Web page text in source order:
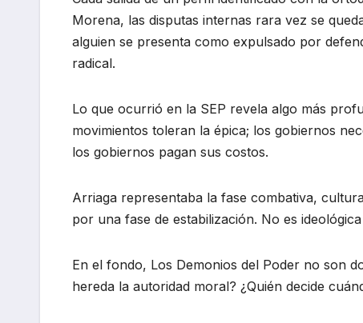
Morena, las disputas internas rara vez se
alguien se presenta como expulsado por
radical.
Lo que ocurrió en la SEP revela algo más
movimientos toleran la épica; los gobiernos
los gobiernos pagan sus costos.
Arriaga representaba la fase combativa,
por una fase de estabilización. No es
En el fondo, Los Demonios del Poder no son
hereda la autoridad moral? ¿Quién decide